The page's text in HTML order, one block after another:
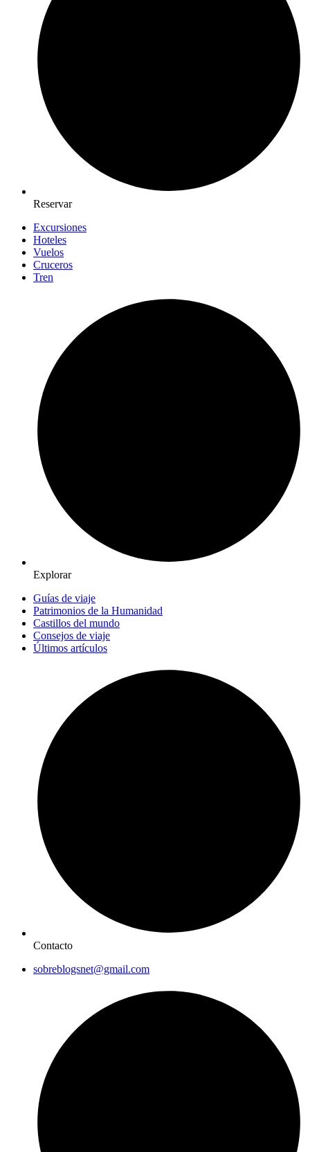
Reservar
Excursiones
Hoteles
Vuelos
Cruceros
Tren
Explorar
Guías de viaje
Patrimonios de la Humanidad
Castillos del mundo
Consejos de viaje
Últimos artículos
Contacto
sobreblogsnet@gmail.com